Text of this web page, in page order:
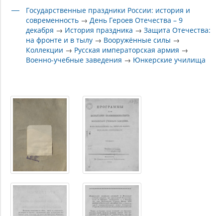
Государственные праздники России: история и
современность →День Героев Отечества – 9
декабря → История праздника →Защита Отечества:
на фронте и в тылу → Вооружённые силы →
Коллекции → Русская императорская армия →
Военно-учебные заведения → Юнкерские училища